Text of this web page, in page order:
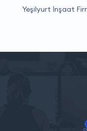
Yeşilyurt İnşaat